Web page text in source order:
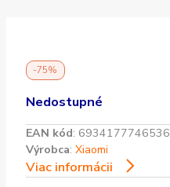
-75%
Nedostupné
EAN kód: 6934177746536
Výrobca: Xiaomi
Viac informácii